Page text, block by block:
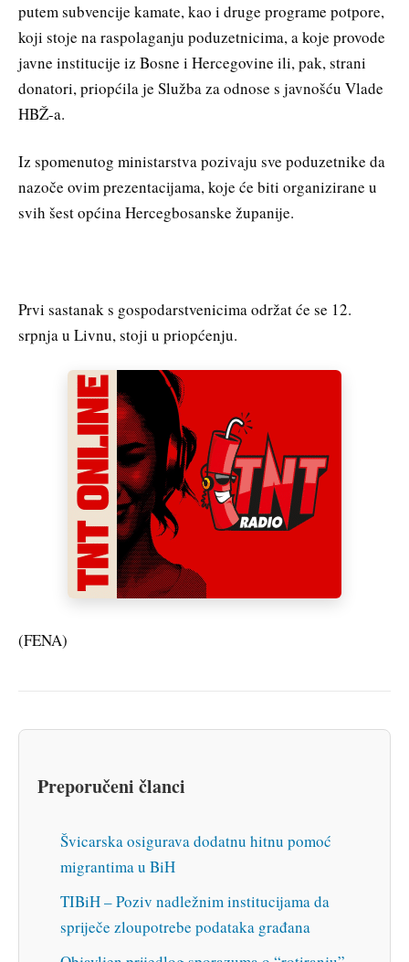
putem subvencije kamate, kao i druge programe potpore,
koji stoje na raspolaganju poduzetnicima, a koje provode
javne institucije iz Bosne i Hercegovine ili, pak, strani
donatori, priopćila je Služba za odnose s javnošću Vlade
HBŽ-a.
Iz spomenutog ministarstva pozivaju sve poduzetnike da
nazoče ovim prezentacijama, koje će biti organizirane u
svih šest općina Hercegbosanske županije.
Prvi sastanak s gospodarstvenicima održat će se 12.
srpnja u Livnu, stoji u priopćenju.
(FENA)
Preporučeni članci
Švicarska osigurava dodatnu hitnu pomoć
migrantima u BiH
TIBiH – Poziv nadležnim institucijama da
spriječe zloupotrebe podataka građana